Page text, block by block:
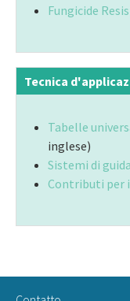
Fungicide
Tecnica
Tabelle
inglese)
Sistemi di
Contributi per